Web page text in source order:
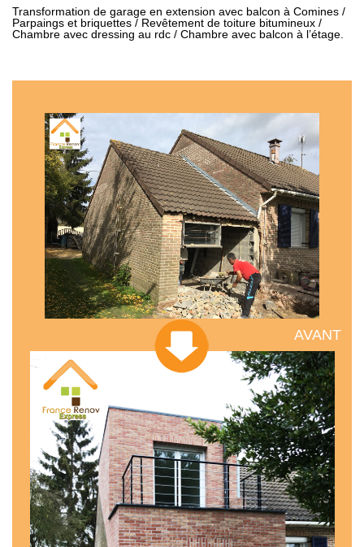
Transformation de garage en extension avec balcon à Comines /
Parpaings et briquettes / Revêtement de toiture bitumineux /
Chambre avec dressing au rdc / Chambre avec balcon à l’étage.
AVANT